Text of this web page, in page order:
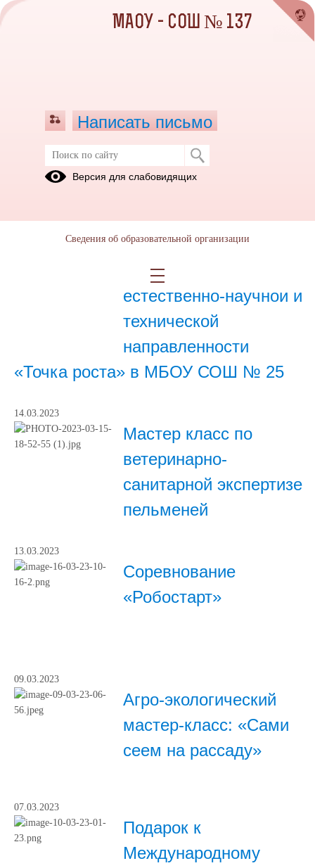
Март 2023
Посещение Центра
естественно-научной и
технической
направленности
«Точка роста» в МБОУ СОШ № 25
14.03.2023
Мастер класс по
ветеринарно-
санитарной экспертизе
пельменей
13.03.2023
Соревнование
«Робостарт»
09.03.2023
Агро-экологический
мастер-класс: «Сами
сеем на рассаду»
07.03.2023
Подарок к
Международному
МАОУ - СОШ № 137
Написать письмо
Версия для слабовидящих
Сведения об образовательной организации